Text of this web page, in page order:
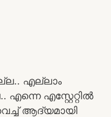
എല്ലാം
എന്നെ എസ്റ്റേറ്റിൽ
ആദ്യമായി